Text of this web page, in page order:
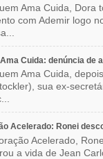
Ama Cuida, Dora
com Ademir logo
Cuida: denúncia de
Ama Cuida,
sua ex-
Acelerado: Ronei
Acelerado,
a vida de Jean